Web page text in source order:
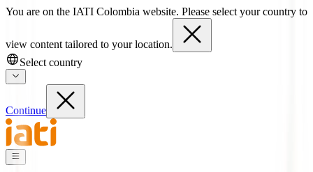
You are on the IATI Colombia website. Please select your country to
view content tailored to your location.
Select country
Continue